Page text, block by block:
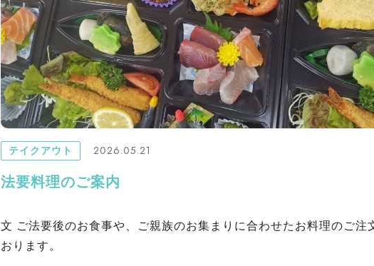
テイクアウト 2026.05.21
法要料理のご案内
文 ご法要後のお食事や、ご親族のお集まりに合わせたお料理のご注
おります。